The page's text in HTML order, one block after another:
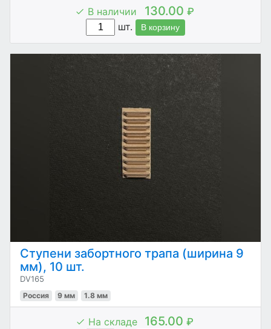
В наличии 130.00 ₽
шт.
В корзину
Ступени забортного трапа (ширина 9
мм), 10 шт.
DV165
Россия 9 мм 1.8 мм
На складе 165.00 ₽